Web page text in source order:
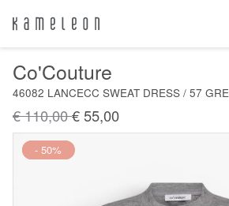
Co'Couture
46082 LANCECC SWEAT DRESS / 57
€ 110,00€ 55,00
Nieuw
- 50%